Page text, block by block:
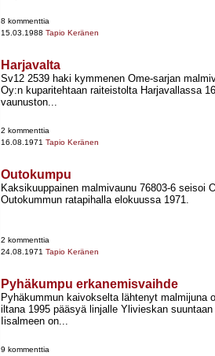
8 kommenttia
15.03.1988 Tapio Keränen
Harjavalta
Sv12 2539 haki kymmenen Ome-​sarjan
Oy:n kuparitehtaan raiteistolta Harjavallassa
vaunuston...
2 kommenttia
16.08.1971 Tapio Keränen
Outokumpu
Kaksikuuppainen malmivaunu 76803-​6 seisoi
Outokummun ratapihalla elokuussa 1971.
2 kommenttia
24.08.1971 Tapio Keränen
Pyhäkumpu erkanemisvaihde
Pyhäkummun kaivokselta lähtenyt malmijuna
iltana 1995 pääsyä linjalle Ylivieskan
Iisalmeen on...
9 kommenttia